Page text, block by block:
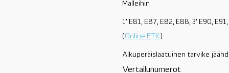
Malleihin
1' E81, E87, E82, E88, 3' E90,
( Online ETK )
Alkuperäislaatuinen tarvike
Vertailunumerot